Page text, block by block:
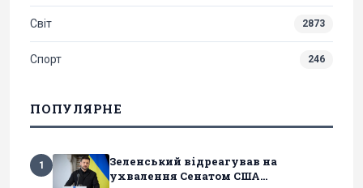
Світ 2873
Спорт 246
ПОПУЛЯРНЕ
1
Зеленський відреагував на
ухвалення Сенатом США...